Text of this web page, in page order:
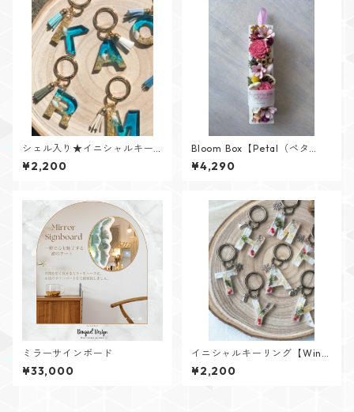
シェル入り★イニシャルキー
リング【Cristal Oceanシリー
ズ】
¥2,200
Bloom Box【Petal（ペタ
ル）】メッセージカード付け
られます✨
¥4,290
ミラーサインボード
¥33,000
イニシャルキーリング【Wint
er Memoryシリーズ】
¥2,200